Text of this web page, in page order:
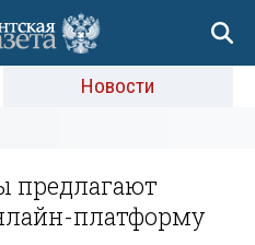
Новости
предлагают
платформу